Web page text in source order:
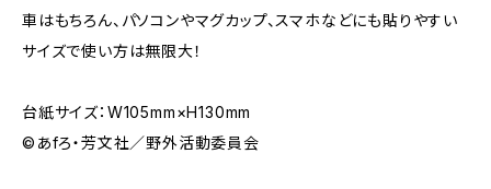
車はもちろん、パソコンやマグカップ、スマホなどにも貼りやすい
サイズで使い方は無限大！
台紙サイズ：W105mm×H130mm
©あfろ・芳文社／野外活動委員会